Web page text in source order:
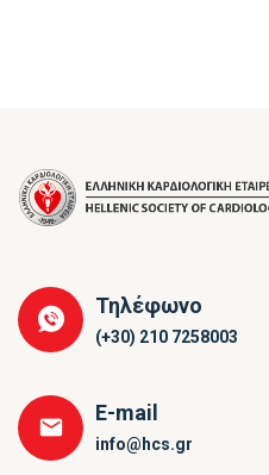
Τηλέφωνο
(+30) 210 7258003
E-mail
info@hcs.gr